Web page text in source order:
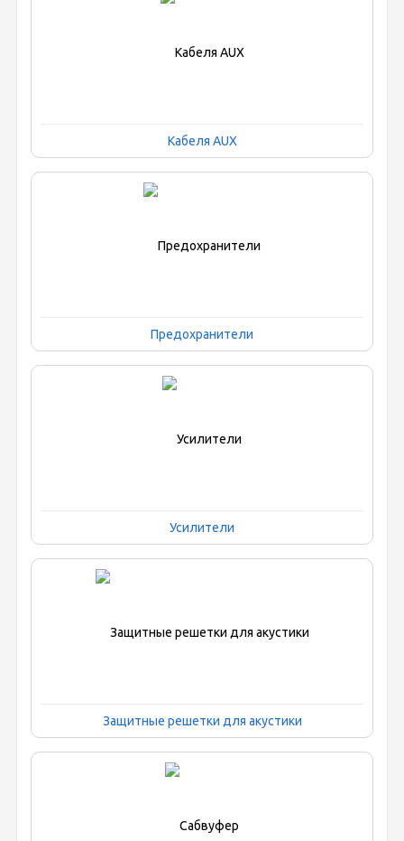
Кабеля AUX
Предохранители
Усилители
Защитные решетки для акустики